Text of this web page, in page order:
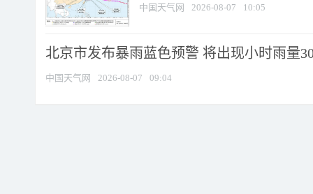
中国天气网 2026-08-07 10:05
北京市发布暴雨蓝色预警 将出现小时雨量
中国天气网 2026-08-07 09:04